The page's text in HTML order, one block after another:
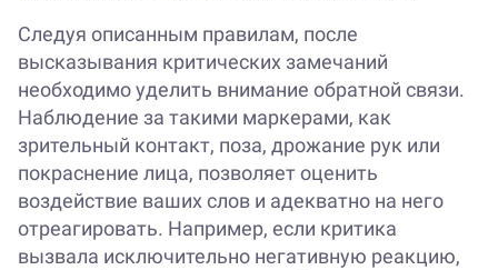
Следуя описанным правилам, после
высказывания критических замечаний
необходимо уделить внимание обратной связи.
Наблюдение за такими маркерами, как
зрительный контакт, поза, дрожание рук или
покраснение лица, позволяет оценить
воздействие ваших слов и адекватно на него
отреагировать. Например, если критика
вызвала исключительно негативную реакцию,